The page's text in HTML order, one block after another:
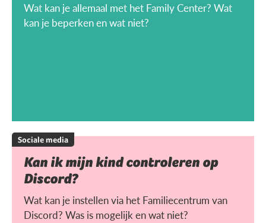
Wat kan je allemaal met het Family Center? Wat
kan je beperken en wat niet?
Sociale media
Kan ik mijn kind controleren op
Discord?
Wat kan je instellen via het Familiecentrum van
Discord? Was is mogelijk en wat niet?